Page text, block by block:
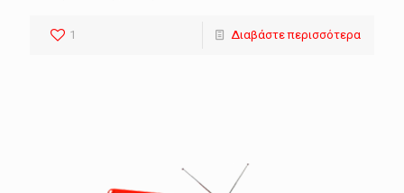
1 Διαβάστε περισσότερα